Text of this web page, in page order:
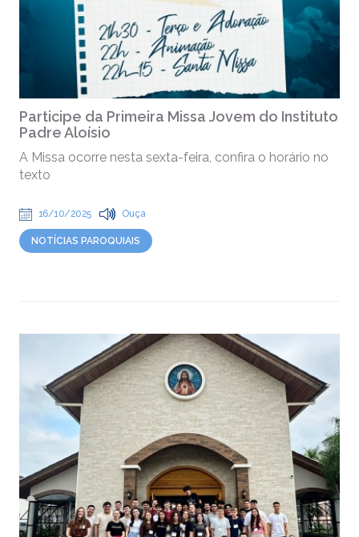
Participe da Primeira Missa Jovem do Instituto
Padre Aloísio
A Missa ocorre nesta sexta-feira, confira o horário no
texto
16/10/2025 Ouça
NOTÍCIAS PAROQUIAIS